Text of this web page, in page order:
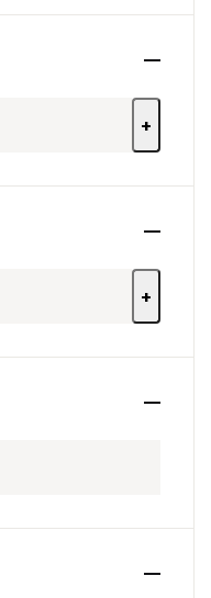
+
+